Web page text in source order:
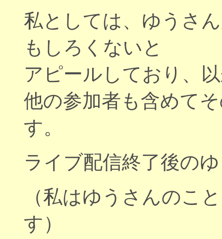
私としては、ゆうさ
もしろくないと
アピールしており、
他の参加者も含めて
す。
ライブ配信終了後の
（私はゆうさんのこ
す）